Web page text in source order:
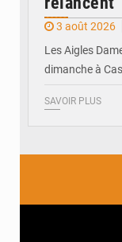
3 août 2026
Les Aigles
dimanche à
SAVOIR PLUS